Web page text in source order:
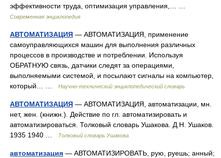
эффективности труда, оптимизация управления,… …
Современная энциклопедия
АВТОМАТИЗАЦИЯ — АВТОМАТИЗАЦИЯ, применение
самоуправляющихся машин для выполнения различных
процессов в производстве и потреблении. Используя
ОБРАТНУЮ связь, датчики следят за операциями,
выполняемыми системой, и посылают сигналы на компьютер,
который… …
Научно-технический энциклопедический словарь
АВТОМАТИЗАЦИЯ — АВТОМАТИЗАЦИЯ, автоматизации, мн.
нет, жен. (книжн.). Действие по гл. автоматизировать и
автоматизироваться. Толковый словарь Ушакова. Д.Н. Ушаков.
1935 1940 …
Толковый словарь Ушакова
автоматизация — АВТОМАТИЗИРОВАТЬ, рую, руешь; анный;